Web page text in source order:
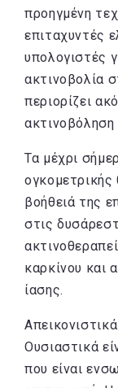
προηγμένη
επιταχυντές
υπολογιστές
ακτινοβολία
περιορίζει
Τα μέχρι
ογκομετρικής
βοήθειά της
στις
καρκίνου και
ίασης.
Ουσιαστικά
που είναι